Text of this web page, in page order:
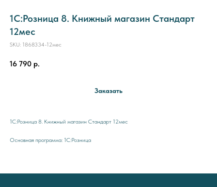
1С:Розница 8. Книжный магазин Стандарт
12мес
SKU: 1868334-12мес
16 790 р.
Заказать
1С:Розница 8. Книжный магазин Стандарт 12мес
Основная программа: 1С:Розница